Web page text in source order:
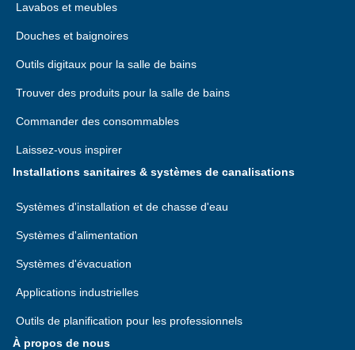
Lavabos et meubles
Douches et baignoires
Outils digitaux pour la salle de bains
Trouver des produits pour la salle de bains
Commander des consommables
Laissez-vous inspirer
Installations sanitaires & systèmes de canalisations
Systèmes d'installation et de chasse d'eau
Systèmes d'alimentation
Systèmes d'évacuation
Applications industrielles
Outils de planification pour les professionnels
À propos de nous